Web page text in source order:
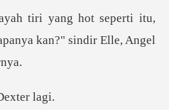
rti itu,
kan?"